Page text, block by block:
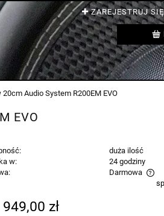
ZAREJESTRUJ SIĘ
Audio System R200EM EVO
EVO
duża ilość
w:
24 godziny
Darmowa
nie zawiera ewentualnych kosztów
949,00 zł